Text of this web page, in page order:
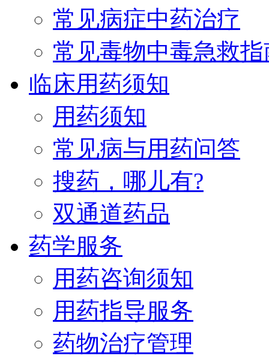
常见病症中药治疗
常见毒物中毒急救指
临床用药须知
用药须知
常见病与用药问答
搜药，哪儿有?
双通道药品
药学服务
用药咨询须知
用药指导服务
药物治疗管理